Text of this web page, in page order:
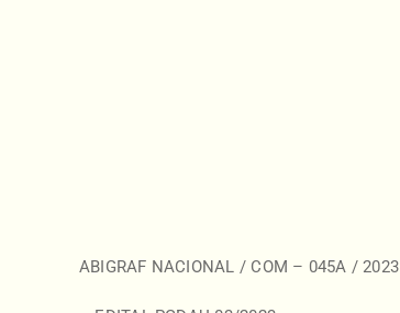
ABIGRAF NACIONAL / COM – 045A / 2023